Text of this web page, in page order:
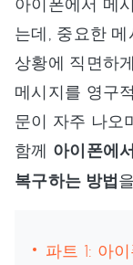
는데, 중요한
상황에 직면하
메시지를 영구
문이 자주 나오
함께 아이폰에
복구하는 방법
파트 1: 아